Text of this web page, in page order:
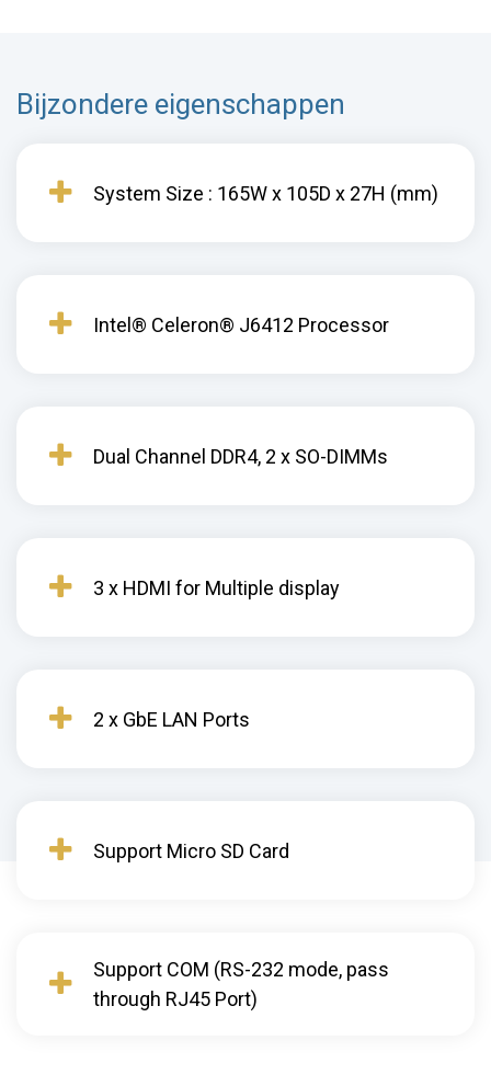
Bijzondere eigenschappen
System Size : 165W x 105D x 27H (mm)
Intel® Celeron® J6412 Processor
Dual Channel DDR4, 2 x SO-DIMMs
3 x HDMI for Multiple display
2 x GbE LAN Ports
Support Micro SD Card
Support COM (RS-232 mode, pass
through RJ45 Port)